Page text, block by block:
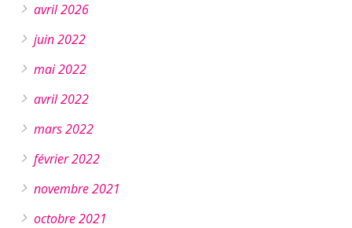
avril 2026
juin 2022
mai 2022
avril 2022
mars 2022
février 2022
novembre 2021
octobre 2021